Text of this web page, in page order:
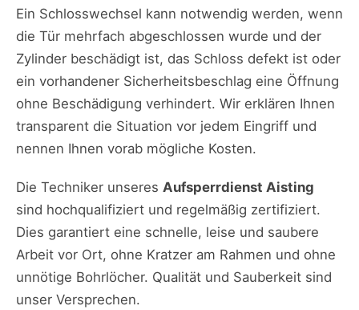
Ein Schlosswechsel kann notwendig werden, wenn
die Tür mehrfach abgeschlossen wurde und der
Zylinder beschädigt ist, das Schloss defekt ist oder
ein vorhandener Sicherheitsbeschlag eine Öffnung
ohne Beschädigung verhindert. Wir erklären Ihnen
transparent die Situation vor jedem Eingriff und
nennen Ihnen vorab mögliche Kosten.
Die Techniker unseres Aufsperrdienst Aisting
sind hochqualifiziert und regelmäßig zertifiziert.
Dies garantiert eine schnelle, leise und saubere
Arbeit vor Ort, ohne Kratzer am Rahmen und ohne
unnötige Bohrlöcher. Qualität und Sauberkeit sind
unser Versprechen.